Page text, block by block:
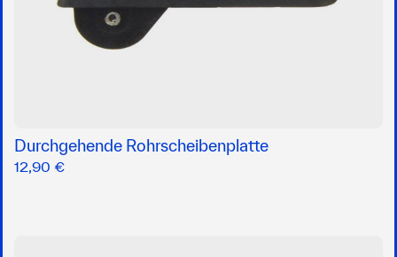
Durchgehende Rohrscheibenplatte
12,90 €